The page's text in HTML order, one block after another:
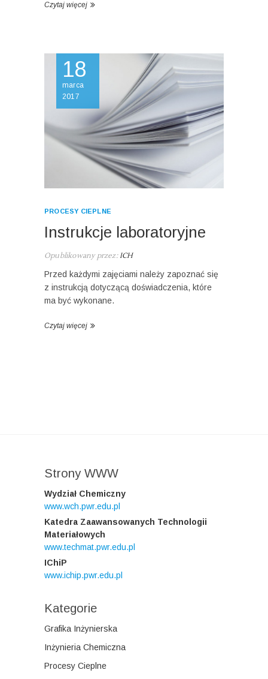
Czytaj więcej
18
marca
2017
PROCESY CIEPLNE
Instrukcje laboratoryjne
Opublikowany przez:ICH
Przed każdymi zajęciami należy zapoznać się
z instrukcją dotyczącą doświadczenia, które
ma być wykonane.
Czytaj więcej
Strony WWW
Wydział Chemiczny
www.wch.pwr.edu.pl
Katedra Zaawansowanych Technologii
Materiałowych
www.techmat.pwr.edu.pl
IChiP
www.ichip.pwr.edu.pl
Kategorie
Grafika Inżynierska
Inżynieria Chemiczna
Procesy Cieplne